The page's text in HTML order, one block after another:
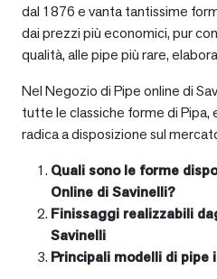
dal 1876 e vanta tantissime
dai prezzi più economici, pur
qualità, alle pipe più rare,
Nel Negozio di Pipe online di
tutte le classiche forme di Pipa,
radica a disposizione sul
Quali sono le forme
Online di Savinelli?
Finissaggi realizzabili
Savinelli
Principali modelli di pipe